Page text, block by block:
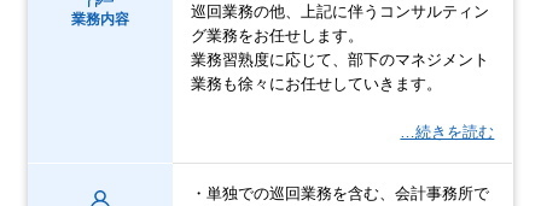
業務内容
巡回業務の他、上記に伴うコンサルティン
グ業務をお任せします。
業務習熟度に応じて、部下のマネジメント
業務も徐々にお任せしていきます。
…続きを読む
・単独での巡回業務を含む、会計事務所で